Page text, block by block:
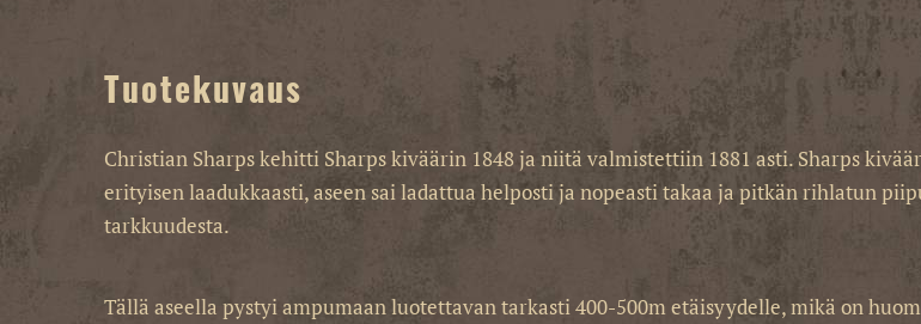
Tuotekuvaus
Christian Sharps kehitti Sharps kiväärin 1848 ja niitä valmistettiin 1881 asti. Sharps
erityisen laadukkaasti, aseen sai ladattua helposti ja nopeasti takaa ja pitkän rihlatun
tarkkuudesta.
Tällä aseella pystyi ampumaan luotettavan tarkasti 400-500m etäisyydelle, mikä on